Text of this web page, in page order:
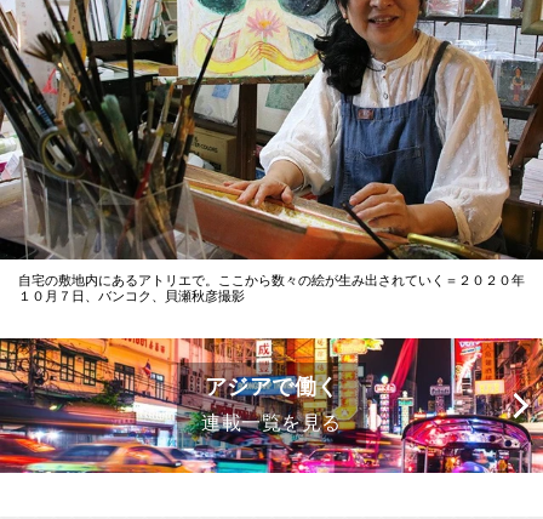
自宅の敷地内にあるアトリエで。ここから数々の絵が生み出されていく＝２０２０年
１０月７日、バンコク、貝瀬秋彦撮影
アジアで働く
連載一覧を見る